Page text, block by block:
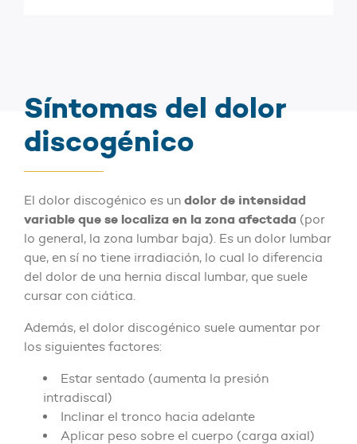
Síntomas del dolor
discogénico
El dolor discogénico es un dolor de intensidad
variable que se localiza en la zona afectada (por
lo general, la zona lumbar baja). Es un dolor lumbar
que, en sí no tiene irradiación, lo cual lo diferencia
del dolor de una hernia discal lumbar, que suele
cursar con ciática.
Además, el dolor discogénico suele aumentar por
los siguientes factores:
Estar sentado (aumenta la presión
intradiscal)
Inclinar el tronco hacia adelante
Aplicar peso sobre el cuerpo (carga axial)